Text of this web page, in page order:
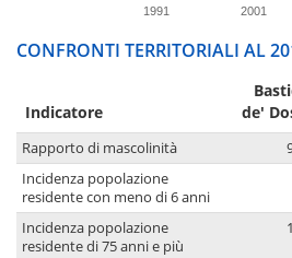
1991 2001
CONFRONTI TERRITORIALI AL
Indicatore
de'
Rapporto di mascolinità
Incidenza popolazione
residente con meno di 6 anni
Incidenza popolazione
residente di 75 anni e più